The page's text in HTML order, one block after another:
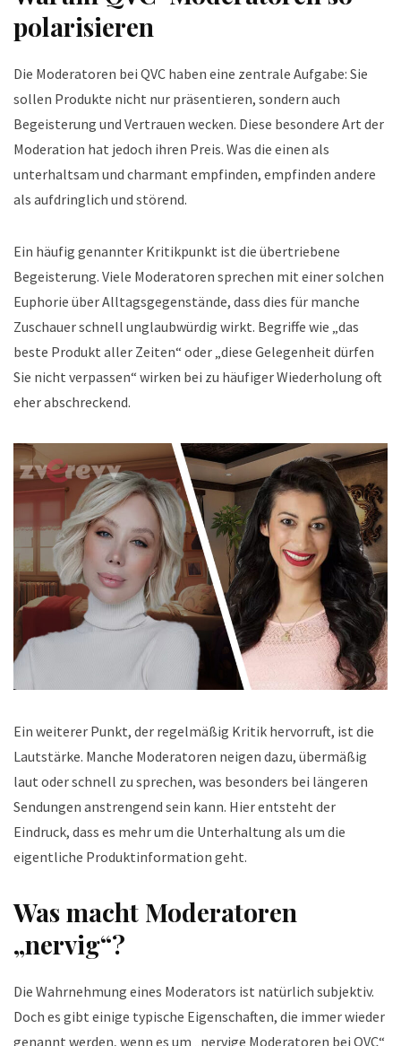
polarisieren
Die Moderatoren bei QVC haben eine zentrale Aufgabe: Sie
sollen Produkte nicht nur präsentieren, sondern auch
Begeisterung und Vertrauen wecken. Diese besondere Art der
Moderation hat jedoch ihren Preis. Was die einen als
unterhaltsam und charmant empfinden, empfinden andere
als aufdringlich und störend.
Ein häufig genannter Kritikpunkt ist die übertriebene
Begeisterung. Viele Moderatoren sprechen mit einer solchen
Euphorie über Alltagsgegenstände, dass dies für manche
Zuschauer schnell unglaubwürdig wirkt. Begriffe wie „das
beste Produkt aller Zeiten“ oder „diese Gelegenheit dürfen
Sie nicht verpassen“ wirken bei zu häufiger Wiederholung oft
eher abschreckend.
Ein weiterer Punkt, der regelmäßig Kritik hervorruft, ist die
Lautstärke. Manche Moderatoren neigen dazu, übermäßig
laut oder schnell zu sprechen, was besonders bei längeren
Sendungen anstrengend sein kann. Hier entsteht der
Eindruck, dass es mehr um die Unterhaltung als um die
eigentliche Produktinformation geht.
Was macht Moderatoren
„nervig“?
Die Wahrnehmung eines Moderators ist natürlich subjektiv.
Doch es gibt einige typische Eigenschaften, die immer wieder
genannt werden, wenn es um „nervige Moderatoren bei QVC“